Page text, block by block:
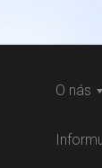
O nás